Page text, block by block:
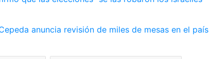
anuncia revisión de miles de mesas en el país